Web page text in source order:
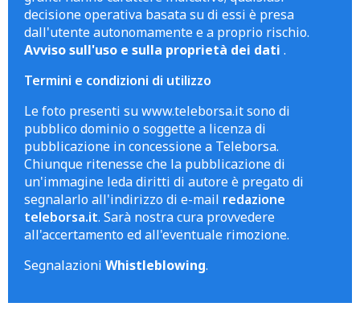
decisione operativa basata su di essi è presa
dall'utente autonomamente e a proprio rischio.
Avviso sull'uso e sulla proprietà dei dati .
Termini e condizioni di utilizzo
Le foto presenti su www.teleborsa.it sono di
pubblico dominio o soggette a licenza di
pubblicazione in concessione a Teleborsa.
Chiunque ritenesse che la pubblicazione di
un'immagine leda diritti di autore è pregato di
segnalarlo all'indirizzo di e-mail redazione
teleborsa.it. Sarà nostra cura provvedere
all'accertamento ed all'eventuale rimozione.
Segnalazioni Whistleblowing.